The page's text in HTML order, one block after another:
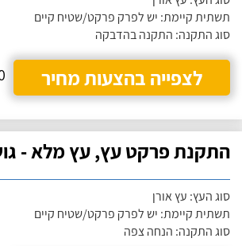
תשתית קיימת: יש לפרק פרקט/שטיח קיים
סוג התקנה: התקנה בהדבקה
לצפייה בהצעות מחיר
0
התקנת פרקט עץ, עץ מלא -
סוג העץ: עץ אורן
תשתית קיימת: יש לפרק פרקט/שטיח קיים
סוג התקנה: הנחה צפה